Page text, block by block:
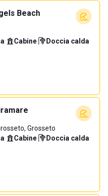
Beach
· Cabine· Doccia calda·
Grosseto
· Cabine· Doccia calda·